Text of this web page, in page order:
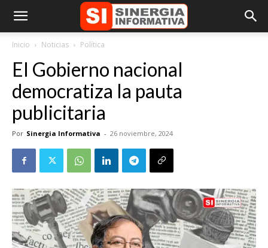
Inicio Noticias Política
El Gobierno nacional
democratiza la pauta
publicitaria
Por Sinergia Informativa - 26 noviembre, 2024